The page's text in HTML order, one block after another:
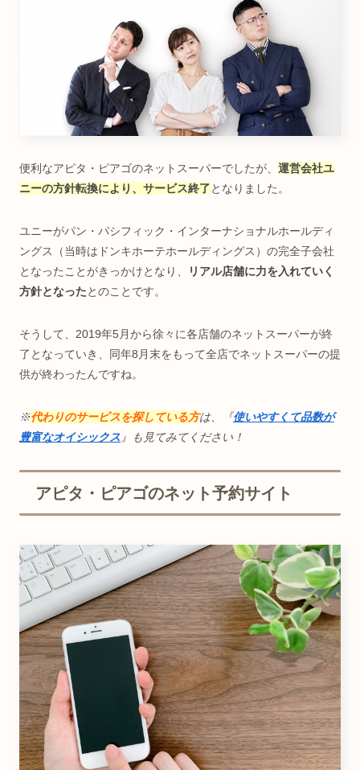
便利なアピタ・ピアゴのネットスーパーでしたが、 運営会社ユ
ニーの方針転換により、サービス終了となりました。
ユニーがパン・パシフィック・インターナショナルホールディ
ングス（当時はドンキホーテホールディングス）の完全子会社
となったことがきっかけとなり、
リアル店舗に力を入れていく
方針となったとのことです。
そうして、2019年5月から徐々に各店舗のネットスーパーが終
了となっていき、同年8月末をもって全店でネットスーパーの提
供が終わったんですね。
※代わりのサービスを探している方は、『使いやすくて品数が
豊富なオイシックス 』も見てみてください！
アピタ・ピアゴのネット予約サイト